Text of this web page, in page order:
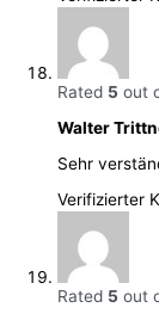
Rated 5 out
Walter
Sehr
Verifizierter
Rated 5 out